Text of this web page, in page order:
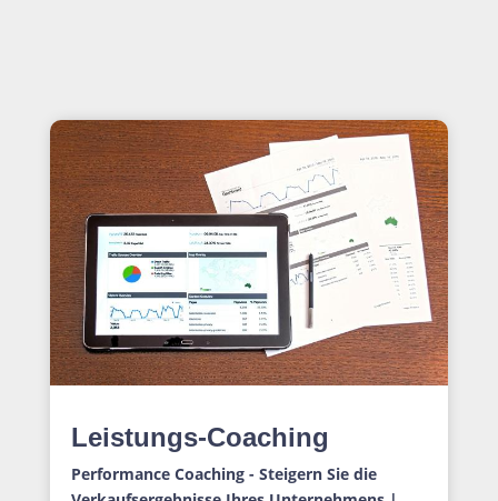
Leistungs-Coaching
Performance Coaching - Steigern Sie die